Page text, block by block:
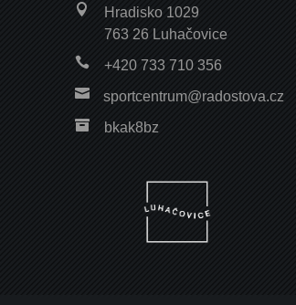

Hradisko 1029
763 26 Luhačovice
 +420 733 710 356
 sportcentrum@radostova.cz
 bkak8bz